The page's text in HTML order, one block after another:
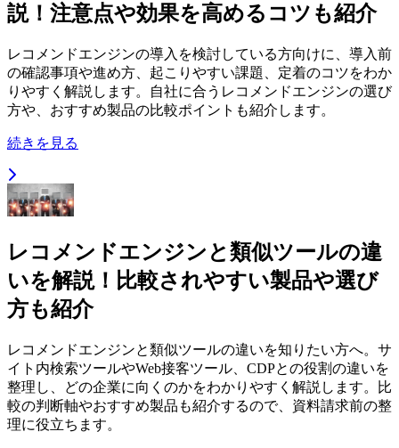
説！注意点や効果を高めるコツも紹介
レコメンドエンジンの導入を検討している方向けに、導入前
の確認事項や進め方、起こりやすい課題、定着のコツをわか
りやすく解説します。自社に合うレコメンドエンジンの選び
方や、おすすめ製品の比較ポイントも紹介します。
続きを見る
レコメンドエンジンと類似ツールの違
いを解説！比較されやすい製品や選び
方も紹介
レコメンドエンジンと類似ツールの違いを知りたい方へ。サ
イト内検索ツールやWeb接客ツール、CDPとの役割の違いを
整理し、どの企業に向くのかをわかりやすく解説します。比
較の判断軸やおすすめ製品も紹介するので、資料請求前の整
理に役立ちます。